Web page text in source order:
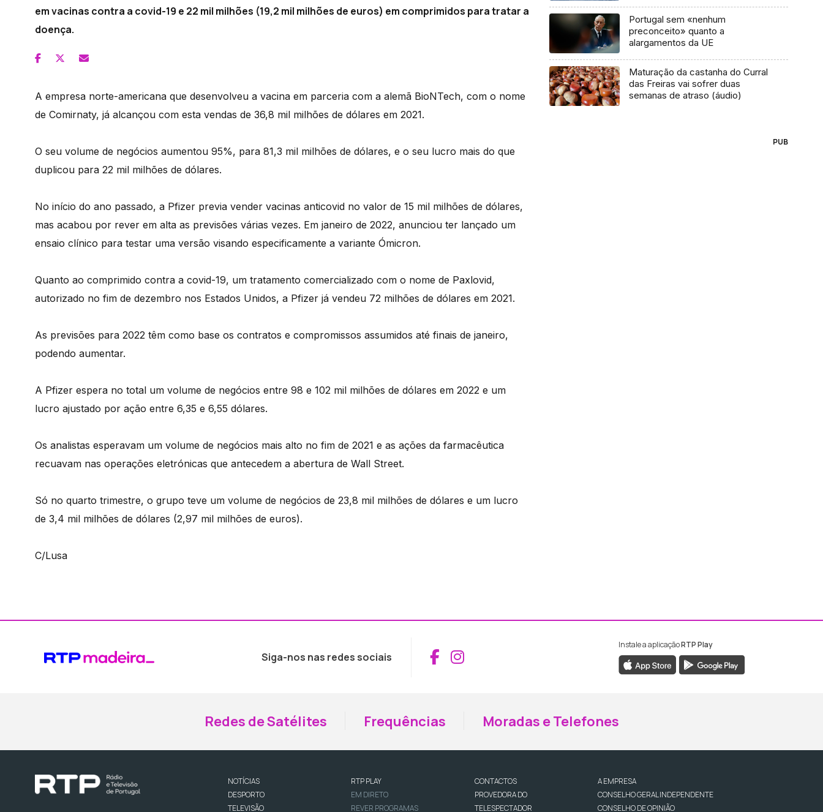
em vacinas contra a covid-19 e 22 mil milhões (19,2 mil milhões de euros) em comprimidos para tratar a
doença.
A empresa norte-americana que desenvolveu a vacina em parceria com a alemã BioNTech, com o nome
de Comirnaty, já alcançou com esta vendas de 36,8 mil milhões de dólares em 2021.
O seu volume de negócios aumentou 95%, para 81,3 mil milhões de dólares, e o seu lucro mais do que
duplicou para 22 mil milhões de dólares.
No início do ano passado, a Pfizer previa vender vacinas anticovid no valor de 15 mil milhões de dólares,
mas acabou por rever em alta as previsões várias vezes. Em janeiro de 2022, anunciou ter lançado um
ensaio clínico para testar uma versão visando especificamente a variante Ómicron.
Quanto ao comprimido contra a covid-19, um tratamento comercializado com o nome de Paxlovid,
autorizado no fim de dezembro nos Estados Unidos, a Pfizer já vendeu 72 milhões de dólares em 2021.
As previsões para 2022 têm como base os contratos e compromissos assumidos até finais de janeiro,
podendo aumentar.
A Pfizer espera no total um volume de negócios entre 98 e 102 mil milhões de dólares em 2022 e um
lucro ajustado por ação entre 6,35 e 6,55 dólares.
Os analistas esperavam um volume de negócios mais alto no fim de 2021 e as ações da farmacêutica
recuavam nas operações eletrónicas que antecedem a abertura de Wall Street.
Só no quarto trimestre, o grupo teve um volume de negócios de 23,8 mil milhões de dólares e um lucro
de 3,4 mil milhões de dólares (2,97 mil milhões de euros).
C/Lusa
Portugal sem «nenhum
preconceito» quanto a
alargamentos da UE
Maturação da castanha do Curral
das Freiras vai sofrer duas
semanas de atraso (áudio)
PUB
Siga-nos nas redes sociais Aceder ao Facebook da RTP Madeira
Aceder ao Instagram da RTP Madeira
Instale a aplicaçãoRTP Play
Redes de Satélites Frequências Moradas e Telefones
NOTÍCIAS
DESPORTO
TELEVISÃO
RTP PLAY
EM DIRETO
REVER PROGRAMAS
CONTACTOS
PROVEDORA DO
TELESPECTADOR
A EMPRESA
CONSELHO GERAL INDEPENDENTE
CONSELHO DE OPINIÃO